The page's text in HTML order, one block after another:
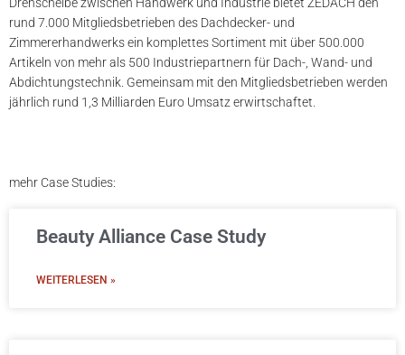
rund 7.000 Mitgliedsbetrieben des Dachdecker- und
Zimmererhandwerks ein komplettes Sortiment mit über 500.000
Artikeln von mehr als 500 Industriepartnern für Dach-, Wand- und
Abdichtungstechnik. Gemeinsam mit den Mitgliedsbetrieben werden
jährlich rund 1,3 Milliarden Euro Umsatz erwirtschaftet.
mehr Case Studies:
Beauty Alliance Case Study
WEITERLESEN »